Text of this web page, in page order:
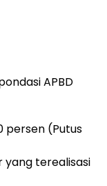
APBD
persen (Putus
yang terealisasi